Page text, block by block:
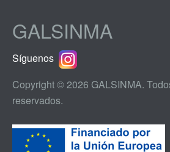
GALSINMA
Síguenos
Copyright © 2026 GALSINMA.
reservados.